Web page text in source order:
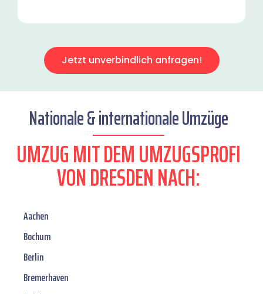
Jetzt unverbindlich anfragen!
Nationale & internationale Umzüge
UMZUG MIT DEM UMZUGSPROFI
VON DRESDEN NACH:
Aachen
Bochum
Berlin
Bremerhaven